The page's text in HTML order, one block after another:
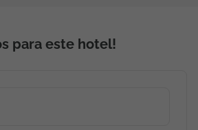
para este hotel!